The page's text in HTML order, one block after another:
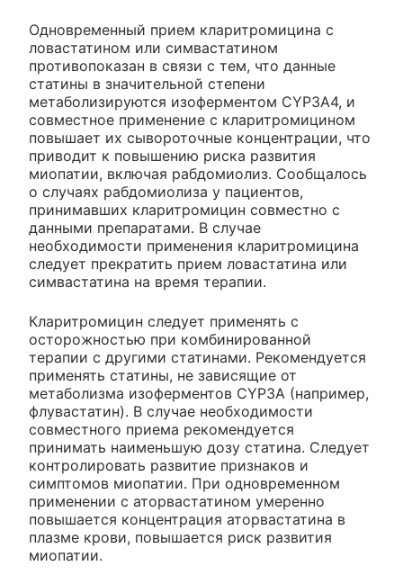
Одновременный прием кларитромицина с
ловастатином или симвастатином
противопоказан в связи с тем, что данные
статины в значительной степени
метаболизируются изоферментом CYP3A4, и
совместное применение с кларитромицином
повышает их сывороточные концентрации, что
приводит к повышению риска развития
миопатии, включая рабдомиолиз. Сообщалось
о случаях рабдомиолиза у пациентов,
принимавших кларитромицин совместно с
данными препаратами. В случае
необходимости применения кларитромицина
следует прекратить прием ловастатина или
симвастатина на время терапии.
Кларитромицин следует применять с
осторожностью при комбинированной
терапии с другими статинами. Рекомендуется
применять статины, не зависящие от
метаболизма изоферментов CYP3A (например,
флувастатин). В случае необходимости
совместного приема рекомендуется
принимать наименьшую дозу статина. Следует
контролировать развитие признаков и
симптомов миопатии. При одновременном
применении с аторвастатином умеренно
повышается концентрация аторвастатина в
плазме крови, повышается риск развития
миопатии.